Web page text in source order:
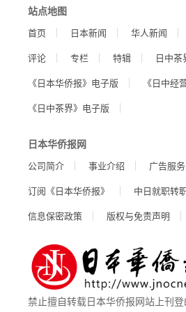
站点地图
首页 日本新闻 华人新闻
评论
专栏 特辑
日中茶
《日本华侨报》电子版
《日中经
《日中茶界》电子版
日本华侨报网
公司简介 事业介绍 广告服务
订阅《日本华侨报》
中日就职转
信息保密政策
版权与免责声明
禁止擅自转载日本华侨报网站上刊